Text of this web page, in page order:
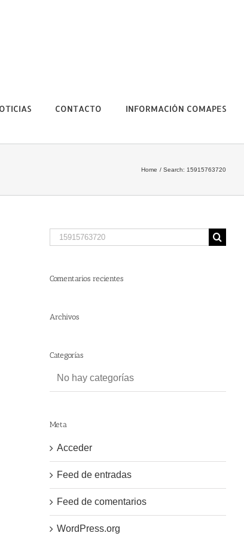
CONTACTO INFORMACIÓN COMAPES
Home Search: 15915763720
Search
for:
Comentarios recientes
Archivos
Categorías
No hay categorías
Meta
Acceder
Feed de entradas
Feed de comentarios
WordPress.org